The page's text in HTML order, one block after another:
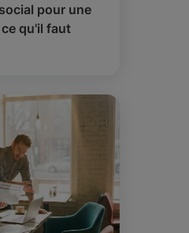
pour une
ce qu'il faut